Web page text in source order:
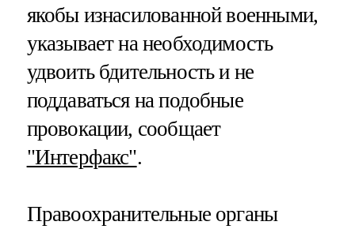
якобы изнасилованной военными,
указывает на необходимость
удвоить бдительность и не
поддаваться на подобные
провокации, сообщает
"Интерфакс".
Правоохранительные органы